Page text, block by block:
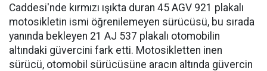
Caddesi'nde kırmızı ışıkta duran 45 AGV 921 plakalı
motosikletin ismi öğrenilemeyen sürücüsü, bu sırada
yanında bekleyen 21 AJ 537 plakalı otomobilin
altındaki güvercini fark etti. Motosikletten inen
sürücü, otomobil sürücüsüne aracın altında güvercin